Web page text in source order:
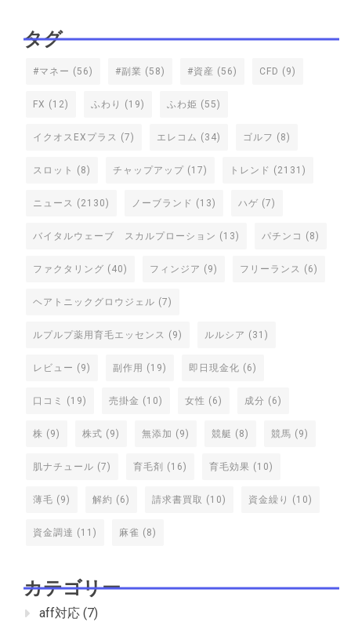
タグ
#マネー (56) #副業 (58) #資産 (56) CFD (9)
FX (12) ふわり (19) ふわ姫 (55)
イクオスEXプラス (7) エレコム (34) ゴルフ (8)
スロット (8) チャップアップ (17) トレンド (2131)
ニュース (2130) ノーブランド (13) ハゲ (7)
バイタルウェーブ スカルプローション (13) パチンコ (8)
ファクタリング (40) フィンジア (9) フリーランス (6)
ヘアトニックグロウジェル (7)
ルプルプ薬用育毛エッセンス (9) ルルシア (31)
レビュー (9) 副作用 (19) 即日現金化 (6)
口コミ (19) 売掛金 (10) 女性 (6) 成分 (6)
株 (9) 株式 (9) 無添加 (9) 競艇 (8) 競馬 (9)
肌ナチュール (7) 育毛剤 (16) 育毛効果 (10)
薄毛 (9) 解約 (6) 請求書買取 (10) 資金繰り (10)
資金調達 (11) 麻雀 (8)
カテゴリー
aff対応 (7)